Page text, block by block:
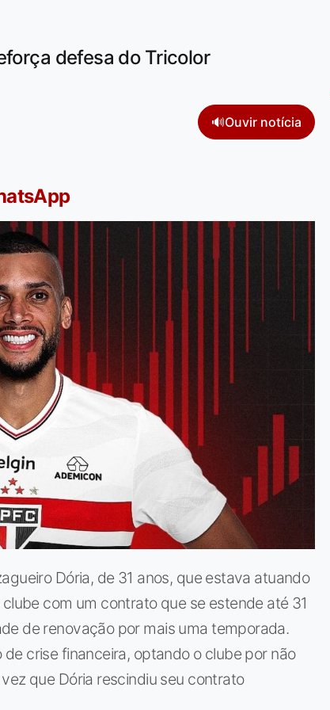
defesa do Tricolor
🔊Ouvir notícia
Dória, de 31 anos, que estava atuando
com um contrato que se estende até 31
de renovação por mais uma temporada.
crise financeira, optando o clube por não
que Dória rescindiu seu contrato